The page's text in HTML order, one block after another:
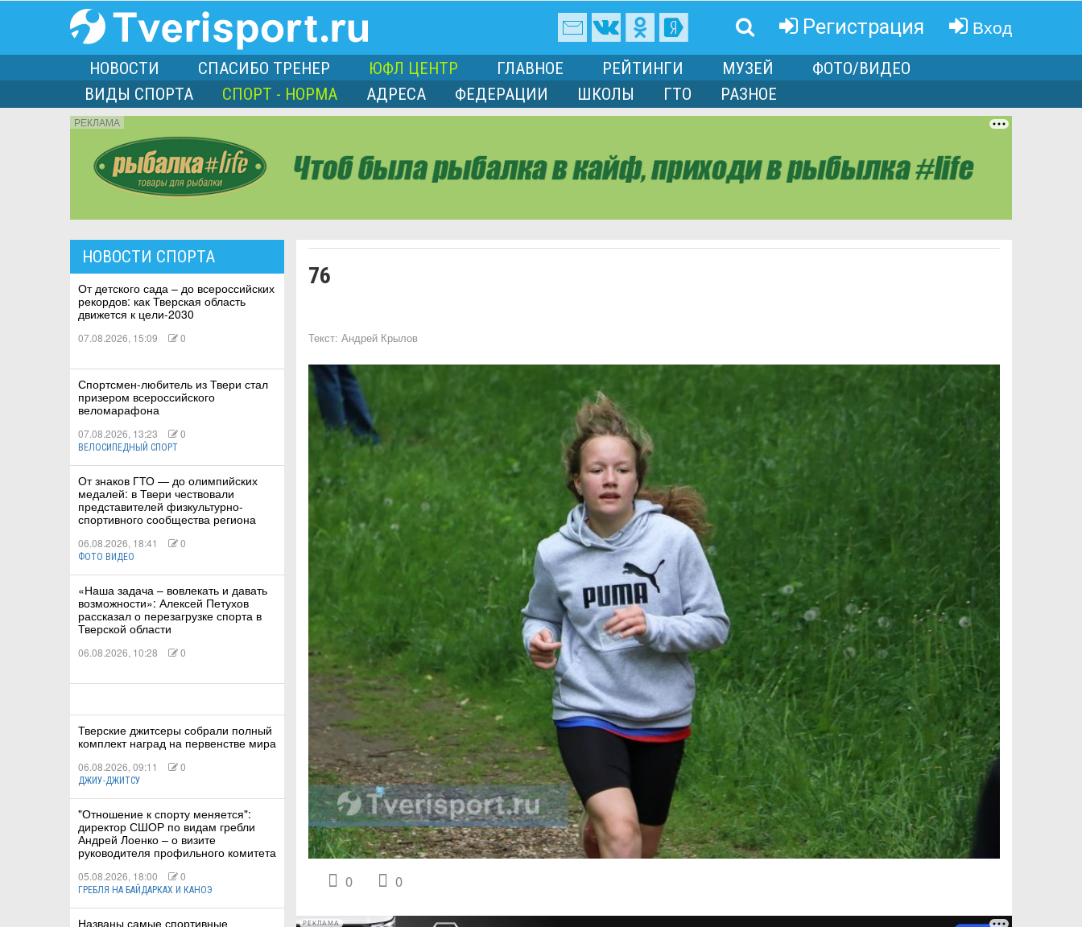
Регистрация Вход
НОВОСТИ СПАСИБО ТРЕНЕР ЮФЛ ЦЕНТР ГЛАВНОЕ РЕЙТИНГИ МУЗЕЙ
ФОТО/ВИДЕО
ВИДЫ СПОРТА
СПОРТ - НОРМА АДРЕСА ФЕДЕРАЦИИ ШКОЛЫ ГТО РАЗНОЕ
РЕКЛАМА
НОВОСТИ СПОРТА
От детского сада – до всероссийских
рекордов: как Тверская область
движется к цели-2030
07.08.2026, 15:09 0
Спортсмен-любитель из Твери стал
призером всероссийского
веломарафона
07.08.2026, 13:23 0
ВЕЛОСИПЕДНЫЙ СПОРТ
От знаков ГТО — до олимпийских
медалей: в Твери чествовали
представителей физкультурно-
спортивного сообщества региона
06.08.2026, 18:41 0
ФОТО ВИДЕО
«Наша задача – вовлекать и давать
возможности»: Алексей Петухов
рассказал о перезагрузке спорта в
Тверской области
06.08.2026, 10:28 0
Тверские джитсеры собрали полный
комплект наград на первенстве мира
06.08.2026, 09:11 0
ДЖИУ-ДЖИТСУ
"Отношение к спорту меняется":
директор СШОР по видам гребли
Андрей Лоенко – о визите
руководителя профильного комитета
05.08.2026, 18:00 0
ГРЕБЛЯ НА БАЙДАРКАХ И КАНОЭ
Названы самые спортивные
76
Текст:Андрей Крылов
0 0
РЕКЛАМА